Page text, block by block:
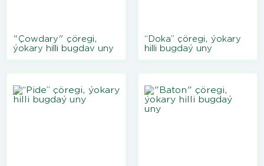
"Çowdary" çöregi,
ýokary hilli bugdav uny
“Doka” çöregi, ýokary
hilli bugdaý uny